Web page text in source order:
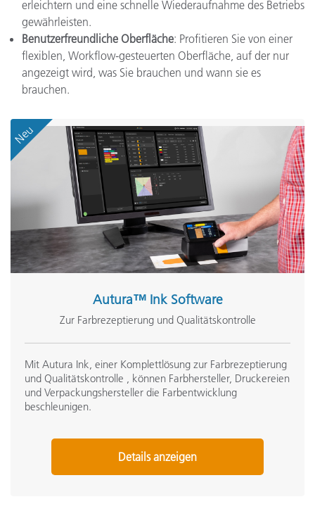
erleichtern und eine schnelle Wiederaufnahme des Betriebs
gewährleisten.
Benutzerfreundliche Oberfläche: Profitieren Sie von einer
flexiblen, Workflow-gesteuerten Oberfläche, auf der nur
angezeigt wird, was Sie brauchen und wann sie es
brauchen.
Neu
Autura™ Ink Software
Zur Farbrezeptierung und Qualitätskontrolle
Mit Autura Ink, einer Komplettlösung zur Farbrezeptierung
und Qualitätskontrolle , können Farbhersteller, Druckereien
und Verpackungshersteller die Farbentwicklung
beschleunigen.
Details anzeigen